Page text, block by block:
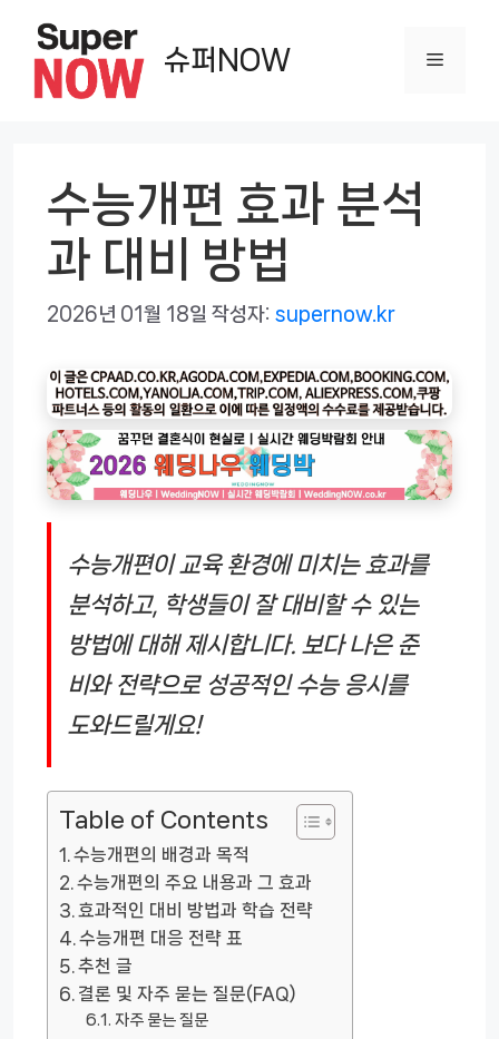
슈퍼NOW 메
수능개편 효과 분석
과 대비 방법
2026년 01월 18일 작성자: supernow.kr
수능개편이 교육 환경에 미치는 효과를
분석하고, 학생들이 잘 대비할 수 있는
방법에 대해 제시합니다. 보다 나은 준
비와 전략으로 성공적인 수능 응시를
도와드릴게요!
Table of Contents
수능개편의 배경과 목적
수능개편의 주요 내용과 그 효과
효과적인 대비 방법과 학습 전략
수능개편 대응 전략 표
추천 글
결론 및 자주 묻는 질문(FAQ)
자주 묻는 질문